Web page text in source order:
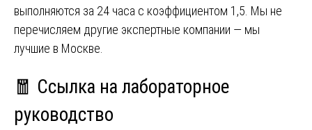
выполняются за 24 часа с коэффициентом 1,5. Мы не
перечисляем другие экспертные компании — мы
лучшие в Москве.
🧧 Ссылка на лабораторное
руководство